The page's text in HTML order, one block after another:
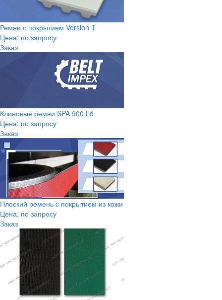
Ремни с покрытием Version T
Цена: по запросу
Заказ
Клиновые ремни SPA 900 Ld
Цена: по запросу
Заказ
Плоский ремень c покрытием из кожи
Цена: по запросу
Заказ